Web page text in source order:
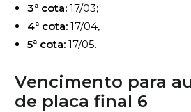
3ª cota: 17/03;
4ª cota: 17/04,
5ª cota: 17/05.
Vencimento para
de placa final 6